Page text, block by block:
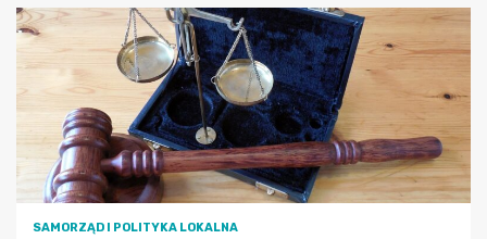
SAMORZĄD I POLITYKA LOKALNA